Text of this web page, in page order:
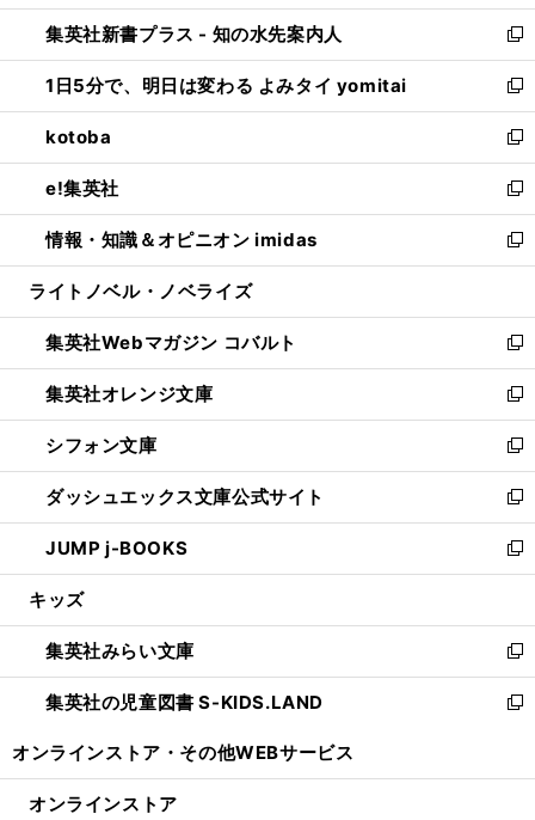
開
く
ン
ド
ウ
で
開
く
ウ
ィ
ン
ド
ウ
で
開
く
し
い
ウ
ィ
ン
ド
ウ
で
開
く
集英社新書プラス - 知の水先案内人
新
し
い
ウ
ィ
ン
ド
ウ
で
開
1日5分で、明日は変わる よみタイ yomitai
新
し
い
ウ
ィ
ン
ド
ウ
開
く
kotoba
新
し
い
ウ
ィ
ン
ウ
で
開
く
e!集英社
新
し
い
ウ
ン
ド
ウ
で
開
く
情報・知識＆オピニオン imidas
新
し
ウ
ィ
ン
ド
ウ
で
開
く
ライトノベル・ノベライズ
集英社Webマガジン コバルト
新
し
い
ウ
ィ
ン
ド
ウ
で
開
集英社オレンジ文庫
新
し
い
ウ
ィ
ン
ド
ウ
開
く
シフォン文庫
新
し
い
ウ
ィ
ン
ウ
で
開
く
ダッシュエックス文庫公式サイト
新
し
い
ウ
ン
ド
ウ
で
JUMP j-BOOKS
新
し
ウ
ィ
ン
ド
開
キッズ
集英社みらい文庫
新
し
い
ン
集英社の児童図書 S-KIDS.LAND
新
ウ
オンラインストア・ その他WEBサービス
オンラインストア